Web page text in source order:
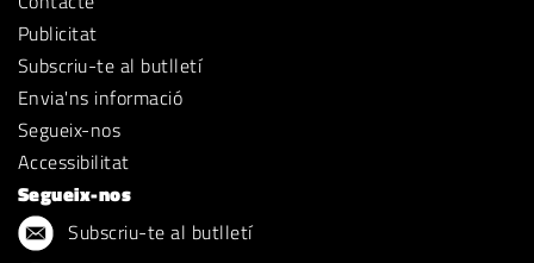
Publicitat
Subscriu-te al butlletí
Envia'ns informació
Segueix-nos
Accessibilitat
Segueix-nos
Subscriu-te al butlletí